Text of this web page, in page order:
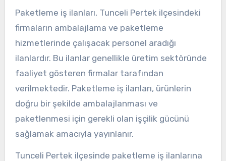
Paketleme iş ilanları, Tunceli Pertek ilçesindeki
firmaların ambalajlama ve paketleme
hizmetlerinde çalışacak personel aradığı
ilanlardır. Bu ilanlar genellikle üretim sektöründe
faaliyet gösteren firmalar tarafından
verilmektedir. Paketleme iş ilanları, ürünlerin
doğru bir şekilde ambalajlanması ve
paketlenmesi için gerekli olan işçilik gücünü
sağlamak amacıyla yayınlanır.
Tunceli Pertek ilçesinde paketleme iş ilanlarına